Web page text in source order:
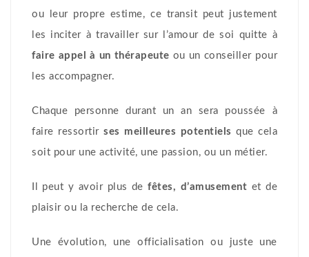
ou leur propre estime, ce transit peut justement
les inciter à travailler sur l’amour de soi quitte à
faire appel à un thérapeute ou un conseiller pour
les accompagner.
Chaque personne durant un an sera poussée à
faire ressortir ses meilleures potentiels que cela
soit pour une activité, une passion, ou un métier.
Il peut y avoir plus defêtes, d’amusement et de
plaisir ou la recherche de cela.
Une évolution, une officialisation ou juste une